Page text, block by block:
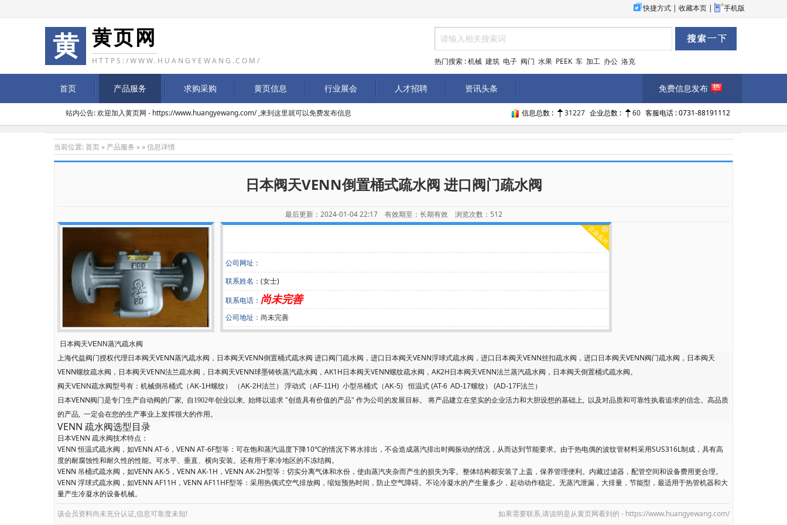
快捷方式 | 收藏本页 | 手机版
黄 黄页网
HTTPS:/WWW.HUANGYEWANG.COM/ 热门搜索 :机械 建筑 电子 阀门 水果 PEEK 车 加工 办公 洛克
首页 产品服务 求购采购 黄页信息 行业展会 人才招聘 资讯头条 免费信息发布
站内公告: 欢迎加入黄页网 - https://www.huangyewang.com/ ,来到这里就可以免费发布信息 信息总数 : 31227 企业总数 : 60 客服电话 : 0731-88191112
当前位置:首页 » 产品服务 » » 信息详情
日本阀天VENN倒置桶式疏水阀 进口阀门疏水阀
最后更新：2024-01-04 22:17 有效期至：长期有效 浏览次数： 512
公司网址：
联系姓名： (女士)
联系电话： 尚未完善
公司地址： 尚未完善
日本阀天VENN蒸汽疏水阀
上海代益阀门授权代理日本阀天VENN蒸汽疏水阀， 日本阀天VENN倒置桶式疏水阀 进口阀门疏水阀 ，进口日本阀天VENN浮球式疏水阀，进口日本阀天VENN丝扣疏水阀，进口日本阀天VENN阀门疏水阀，日本阀天
VENN螺纹疏水阀，日本阀天VENN法兰疏水阀，日本阀天VENN球墨铸铁蒸汽疏水阀，AK1H日本阀天VENN螺纹疏水阀，AK2H日本阀天VENN法兰蒸汽疏水阀，日本阀天倒置桶式疏水阀。
阀天VENN疏水阀型号有：机械倒吊桶式（AK-1H螺纹） （AK-2H法兰） 浮动式（AF-11H) 小型吊桶式（AK-5) 恒温式 (AT-6 AD-17螺纹） (AD-17F法兰）
日本VENN阀门是专门生产自动阀的厂家, 自 1902年创业以来, 始终以追求 "创造具有价值的产品" 作为公司的发展目标。 将产品建立在坚实的企业活力和大胆设想的基础上, 以及对品质和可靠性执着追求的信念。高品质
的产品, 一定会在您的生产事业上发挥很大的作用。
VENN 疏水阀选型目录
日本VENN 疏水阀技术特点：
VENN 恒温式疏水阀，如VENN AT-6，VENN AT-6F型等：可在饱和蒸汽温度下降10℃的情况下将水排出，不会造成蒸汽排出时阀振动的情况，从而达到节能要求。由于热电偶的波纹管材料采用SUS316L制成，具有高
度的耐腐蚀性和耐久性的性能。可水平、垂直、横向安装。还有用于寒冷地区的不冻结阀。
VENN 吊桶式疏水阀，如VENN AK-5，VENN AK-1H，VENN AK-2H型等：切实分离气体和水份，使由蒸汽夹杂而产生的损失为零。整体结构都安装了上盖，保养管理便利。内藏过滤器，配管空间和设备费用更合理。
VENN 浮球式疏水阀，如VENN AF11H，VENN AF11HF型等：采用热偶式空气排放阀，缩短预热时间，防止空气障碍。不论冷凝水的产生量多少，起动动作稳定。无蒸汽泄漏，大排量，节能型，最适用于热管机器和大
量产生冷凝水的设备机械。
该会员资料尚未充分认证,信息可靠度未知!
如果需要联系,请说明是从黄页网看到的 - https://www.huangyewang.com/